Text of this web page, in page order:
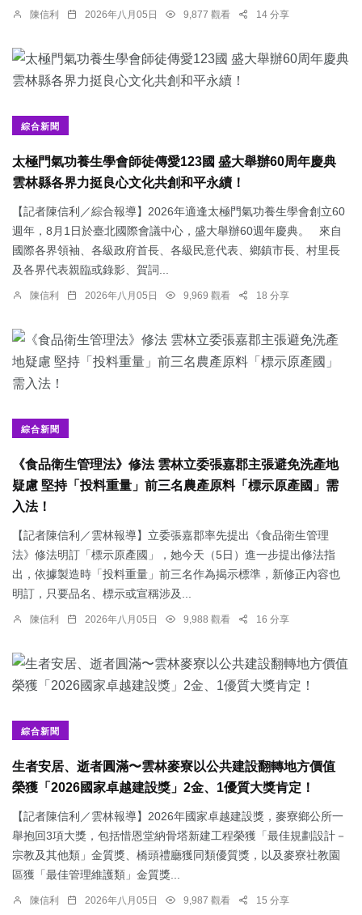
陳信利 2026年八月05日 9,877 觀看 14 分享
綜合新聞
太極門氣功養生學會師徒傳愛123國 盛大舉辦60周年慶典
雲林縣各界力挺良心文化共創和平永續！
【記者陳信利／綜合報導】2026年適逢太極門氣功養生學會創立60
週年，8月1日於臺北國際會議中心，盛大舉辦60週年慶典。 來自
國際各界領袖、各級政府首長、各級民意代表、鄉鎮市長、村里長
及各界代表親臨或錄影、賀詞...
陳信利 2026年八月05日 9,969 觀看 18 分享
綜合新聞
《食品衛生管理法》修法 雲林立委張嘉郡主張避免洗產地
疑慮 堅持「投料重量」前三名農產原料「標示原產國」需
入法！
【記者陳信利／雲林報導】立委張嘉郡率先提出《食品衛生管理
法》修法明訂「標示原產國」，她今天（5日）進一步提出修法指
出，依據製造時「投料重量」前三名作為揭示標準，新修正內容也
明訂，只要品名、標示或宣稱涉及...
陳信利 2026年八月05日 9,988 觀看 16 分享
綜合新聞
生者安居、逝者圓滿〜雲林麥寮以公共建設翻轉地方價值
榮獲「2026國家卓越建設獎」2金、1優質大獎肯定！
【記者陳信利／雲林報導】2026年國家卓越建設獎，麥寮鄉公所一
舉抱回3項大獎，包括惜恩堂納骨塔新建工程榮獲「最佳規劃設計－
宗教及其他類」金質獎、橋頭禮廳獲同類優質獎，以及麥寮社教園
區獲「最佳管理維護類」金質獎...
陳信利 2026年八月05日 9,987 觀看 15 分享